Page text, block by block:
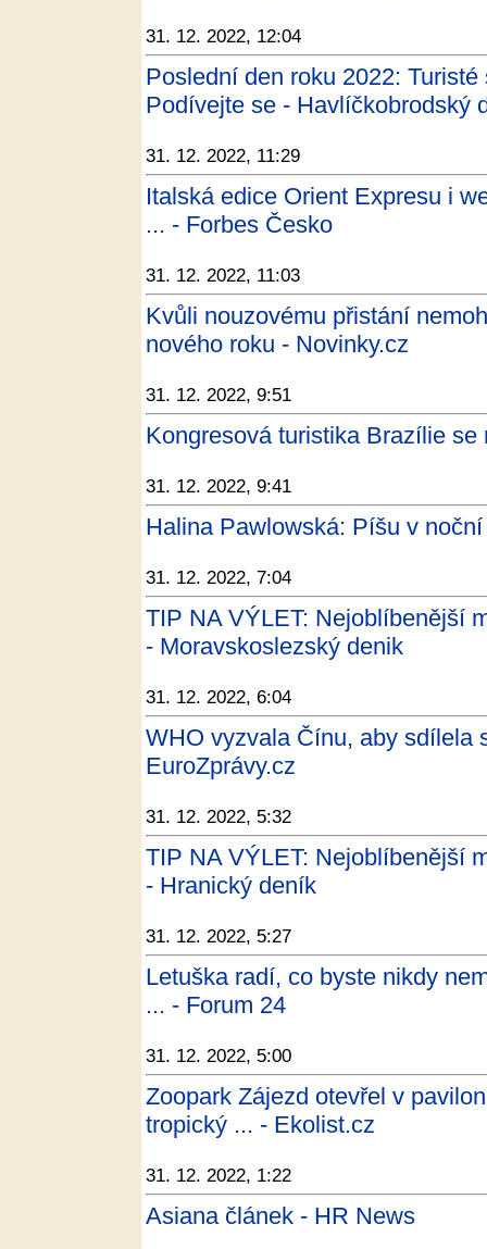
31. 12. 2022, 12:04
Poslední den roku 2022:
Podívejte se - Havlíčkobrodský
31. 12. 2022, 11:29
Italská edice Orient Expresu i
... - Forbes Česko
31. 12. 2022, 11:03
Kvůli nouzovému přistání
nového roku - Novinky.cz
31. 12. 2022, 9:51
Kongresová turistika Brazílie
31. 12. 2022, 9:41
Halina Pawlowská: Píšu v
31. 12. 2022, 7:04
TIP NA VÝLET: Nejoblíbenější
- Moravskoslezský denik
31. 12. 2022, 6:04
WHO vyzvala Čínu, aby sdílela
EuroZprávy.cz
31. 12. 2022, 5:32
TIP NA VÝLET: Nejoblíbenější
- Hranický deník
31. 12. 2022, 5:27
Letuška radí, co byste nikdy
... - Forum 24
31. 12. 2022, 5:00
Zoopark Zájezd otevřel v
tropický ... - Ekolist.cz
31. 12. 2022, 1:22
Asiana článek - HR News